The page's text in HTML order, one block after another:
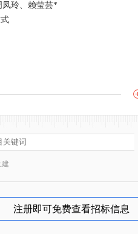
系方式：周凤玲、赖
建
注册即可免费查看招标信息